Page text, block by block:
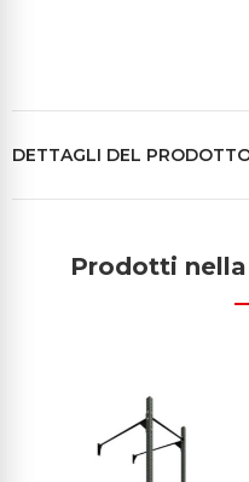
DETTAGLI DEL
Prodotti